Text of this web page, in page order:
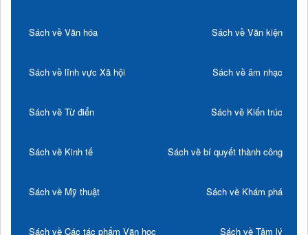
Sách về Văn hóa Sách về Văn kiện
Sách về lĩnh vực Xã hội Sách về âm nhạc
Sách về Từ điển Sách về Kiến trúc
Sách về Kinh tế Sách về bí quyết thành công
Sách về Mỹ thuật Sách về Khám phá
Sách về Các tác phẩm Văn học Sách về Tâm lý